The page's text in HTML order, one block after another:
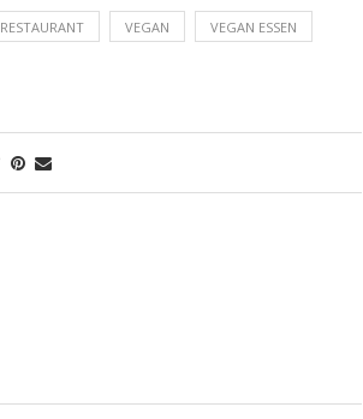
RESTAURANT VEGAN VEGAN ESSEN